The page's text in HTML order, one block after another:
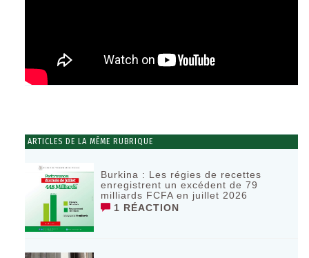
ARTICLES DE LA MÊME RUBRIQUE
Burkina : Les régies de recettes
enregistrent un excédent de 79
milliards FCFA en juillet 2026
1 RÉACTION